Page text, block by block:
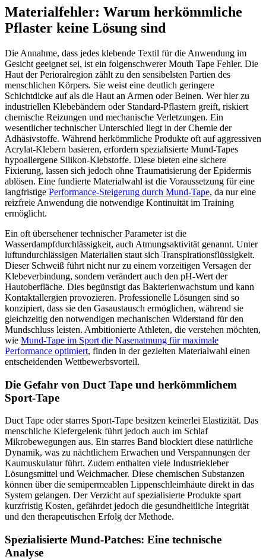
Materialfehler: Warum herkömmliche
Pflaster keine Lösung sind
Die Annahme, dass jedes klebende Textil für die Anwendung im
Gesicht geeignet sei, ist ein folgenschwerer Mouth Tape Fehler. Die
Haut der Perioralregion zählt zu den sensibelsten Partien des
menschlichen Körpers. Sie weist eine deutlich geringere
Schichtdicke auf als die Haut an Armen oder Beinen. Wer hier zu
industriellen Klebebändern oder Standard-Pflastern greift, riskiert
chemische Reizungen und mechanische Verletzungen. Ein
wesentlicher technischer Unterschied liegt in der Chemie der
Adhäsivstoffe. Während herkömmliche Produkte oft auf aggressiven
Acrylat-Klebern basieren, erfordern spezialisierte Mund-Tapes
hypoallergene Silikon-Klebstoffe. Diese bieten eine sichere
Fixierung, lassen sich jedoch ohne Traumatisierung der Epidermis
ablösen. Eine fundierte Materialwahl ist die Voraussetzung für eine
langfristige Performance-Steigerung durch Mund-Tape, da nur eine
reizfreie Anwendung die notwendige Kontinuität im Training
ermöglicht.
Ein oft übersehener technischer Parameter ist die
Wasserdampfdurchlässigkeit, auch Atmungsaktivität genannt. Unter
luftundurchlässigen Materialien staut sich Transpirationsflüssigkeit.
Dieser Schweiß führt nicht nur zu einem vorzeitigen Versagen der
Klebeverbindung, sondern verändert auch den pH-Wert der
Hautoberfläche. Dies begünstigt das Bakterienwachstum und kann
Kontaktallergien provozieren. Professionelle Lösungen sind so
konzipiert, dass sie den Gasaustausch ermöglichen, während sie
gleichzeitig den notwendigen mechanischen Widerstand für den
Mundschluss leisten. Ambitionierte Athleten, die verstehen möchten,
wie Mund-Tape im Sport die Nasenatmung für maximale
Performance optimiert, finden in der gezielten Materialwahl einen
entscheidenden Wettbewerbsvorteil.
Die Gefahr von Duct Tape und herkömmlichem
Sport-Tape
Duct Tape oder starres Sport-Tape besitzen keinerlei Elastizität. Das
menschliche Kiefergelenk führt jedoch auch im Schlaf
Mikrobewegungen aus. Ein starres Band blockiert diese natürliche
Dynamik, was zu nächtlichem Erwachen und Verspannungen der
Kaumuskulatur führt. Zudem enthalten viele Industriekleber
Lösungsmittel und Weichmacher. Diese chemischen Substanzen
können über die semipermeablen Lippenschleimhäute direkt in das
System gelangen. Der Verzicht auf spezialisierte Produkte spart
kurzfristig Kosten, gefährdet jedoch die gesundheitliche Integrität
und den therapeutischen Erfolg der Methode.
Spezialisierte Mund-Patches: Eine technische
Analyse